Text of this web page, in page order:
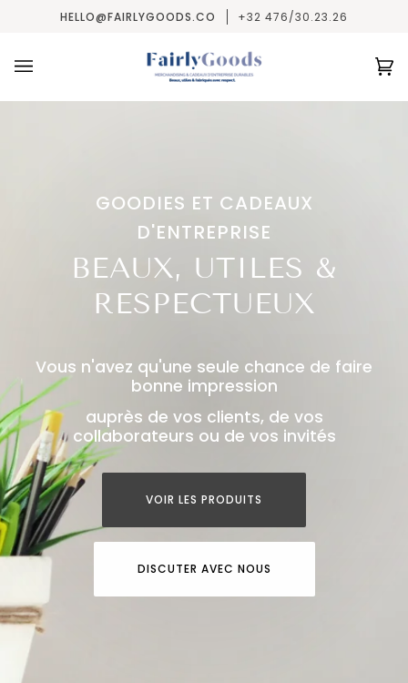
HELLO@FAIRLYGOODS.CO +32 476/30.23.26
GOODIES ET CADEAUX
D'ENTREPRISE
BEAUX, UTILES &
RESPECTUEUX
Vous n'avez qu'une seule chance de faire
bonne impression
auprès de vos clients, de vos
collaborateurs ou de vos invités
VOIR LES PRODUITS
DISCUTER AVEC NOUS